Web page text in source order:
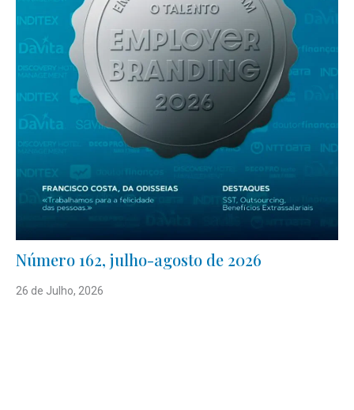
Número 162, julho-agosto de 2026
26 de Julho, 2026